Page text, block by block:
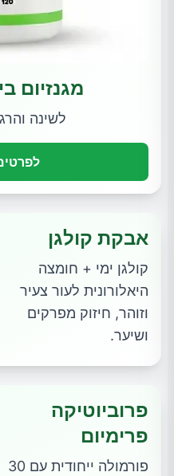
מגנזיום
לשינה
אבקת קולגן
קולגן ימי + חומצה
היאלורונית לעור צעיר
וזוהר, חיזוק מפרקים
ושיער.
פרוביוטיקה
פרימיום
פורמולה ייחודית עם 30